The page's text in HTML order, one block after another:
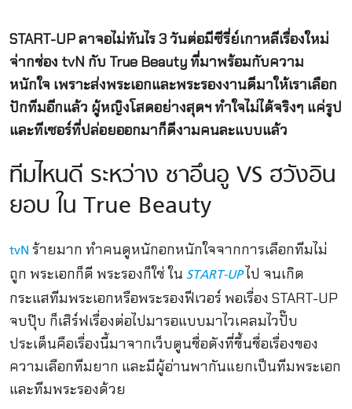
START-UP ลาจอไม่ทันไร 3 วันต่อมีซีรี่ย์เกาหลีเรื่องใหม่
จ่ากช่อง tvN กับ True Beauty ที่มาพร้อมกับความ
หนักใจ เพราะส่งพระเอกและพระรองงานดีมาให้เราเลือก
ปักทีมอีกแล้ว ผู้หญิงโสดอย่างสุดฯ ทำใจไม่ได้จริงๆ แค่รูป
และทีเซอร์ที่ปล่อยออกมาก็ดีงามคนละแบบแล้ว
ทีมไหนดี ระหว่าง ชาอึนอู VS ฮวังอิน
ยอบ ใน True Beauty
tvN ร้ายมาก ทำคนดูหนักอกหนักใจจากการเลือกทีมไม่
ถูก พระเอกก็ดี พระรองก็ใช่ ใน START-UPไป จนเกิด
กระแสทีมพระเอกหรือพระรองฟีเวอร์ พอเรื่อง START-UP
จบปุ๊บ ก็เสิร์ฟเรื่องต่อไปมารอแบบมาไวเคลมไวปั๊บ
ประเด็นคือเรื่องนี้มาจากเว็บตูนชื่อดังที่ขึ้นชื่อเรื่องของ
ความเลือกทีมยาก และมีผู้อ่านพากันแยกเป็นทีมพระเอก
และทีมพระรองด้วย